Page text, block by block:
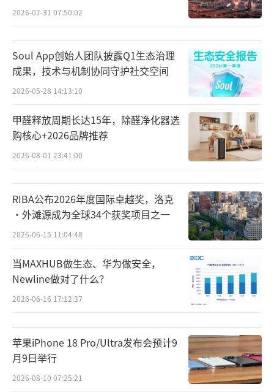
荣耀生态构建的核心引擎，也将开放给行业，
希望与行业一起进行AI垂域的生态共创，打造
繁荣创新的AI生态。他系统阐述了荣耀AI生态
布局与成果，并宣布推出1x3xN战略：通过一
个HONOR AI Connect平台，开放荣耀的AI能
力给所有生态合作伙伴；通过生态赋能、渠道
赋能和技术品牌赋能三种不同的模式扶持合作
伙伴；将覆盖教育办公、智能家居、音频穿
戴、玩具陪伴、宠物等N个产业集群。
2026-07-31 07:50:02
Soul App创始人团队披露Q1生态治理
成果，技术与机制协同守护社交空间
2026-05-28 14:13:10
甲醛释放周期长达15年，除醛净化器选
购核心+2026品牌推荐
2026-08-01 23:41:00
RIBA公布2026年度国际卓越奖，洛克
·外滩源成为全球34个获奖项目之一
2026-06-15 11:04:48
当MAXHUB做生态、华为做安全，
Newline做对了什么？
2026-06-16 17:12:37
苹果iPhone 18 Pro/Ultra发布会预计9
月9日举行
2026-08-10 07:25:21